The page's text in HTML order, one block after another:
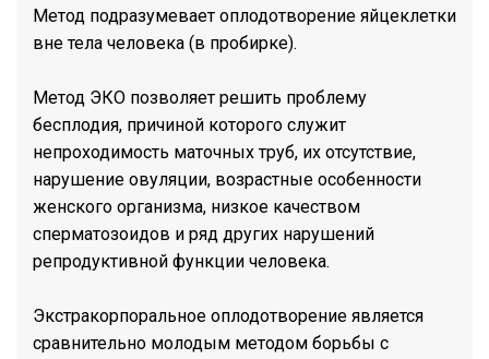
Метод подразумевает оплодотворение яйцеклетки
вне тела человека (в пробирке).
Метод ЭКО позволяет решить проблему
бесплодия, причиной которого служит
непроходимость маточных труб, их отсутствие,
нарушение овуляции, возрастные особенности
женского организма, низкое качеством
сперматозоидов и ряд других нарушений
репродуктивной функции человека.
Экстракорпоральное оплодотворение является
сравнительно молодым методом борьбы с